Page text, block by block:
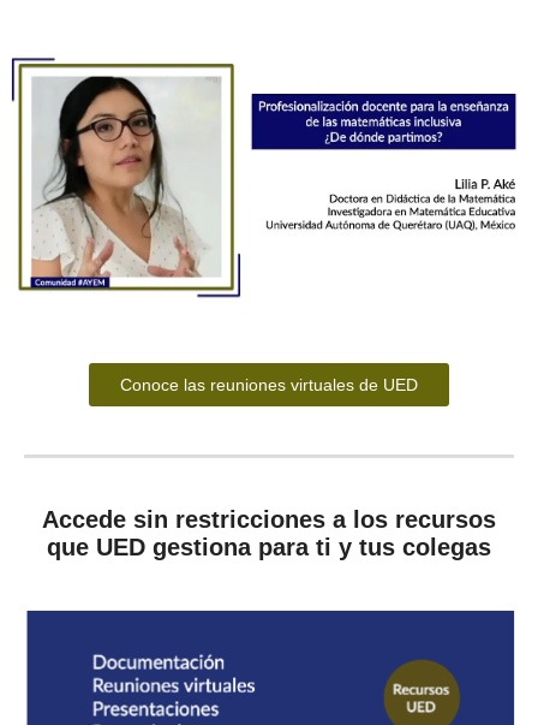
Conoce las reuniones virtuales de UED
Accede sin restricciones a los recursos
que UED gestiona para ti y tus colegas